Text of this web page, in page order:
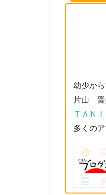
幼少か
片山 晋
ＴＡＮ
多くの